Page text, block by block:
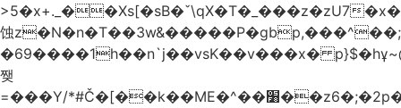
>5�x+._��Xs[�sB�ˇ\qX�T�_���z�zU7
蚀
�69����1h��n`j��vsK��v���x�
쨎
=���Y/*#Č�[��k��ME�^��׸��z6�;�2p�"��f�3mn�Y�Y�